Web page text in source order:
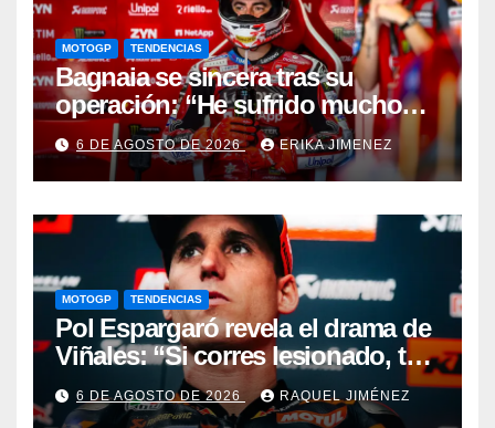
MOTOGP TENDENCIAS
Bagnaia se sincera tras su
operación: “He sufrido mucho
durante el último año y medio”
6 DE AGOSTO DE 2026 ERIKA JIMENEZ
MOTOGP TENDENCIAS
Pol Espargaró revela el drama de
Viñales: “Si corres lesionado, te
juzgan; si no corres,
desapareces”
6 DE AGOSTO DE 2026 RAQUEL JIMÉNEZ